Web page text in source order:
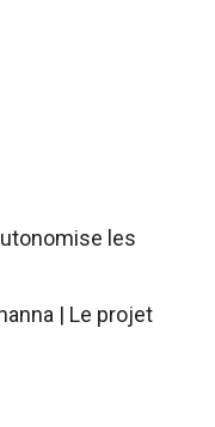
les
| Le projet